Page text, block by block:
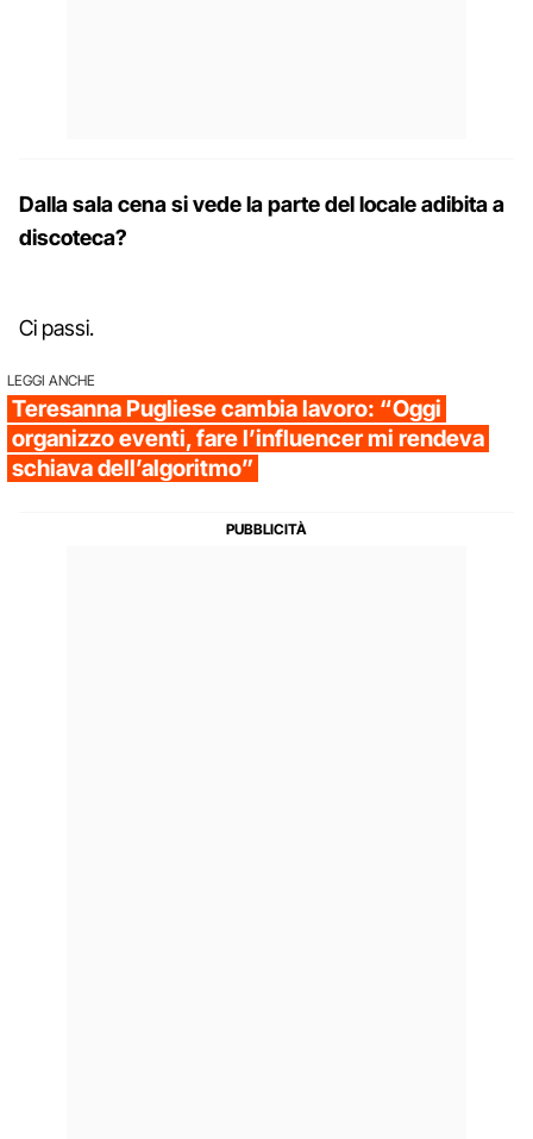
Dalla sala cena si vede la parte del locale adibita a
discoteca?
Ci passi.
LEGGI ANCHE
Teresanna Pugliese cambia lavoro: “Oggi
organizzo eventi, fare l’influencer mi rendeva
schiava dell’algoritmo”